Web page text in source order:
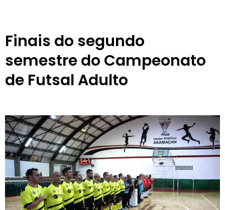
Finais do segundo
semestre do Campeonato
de Futsal Adulto